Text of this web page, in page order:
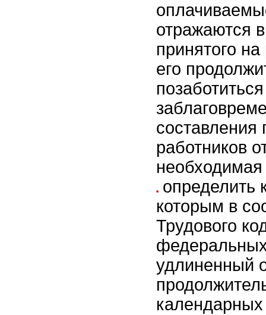
отражаются
принятого
его
составления
работников
определить
которым в
Трудового
федеральных
удлиненный